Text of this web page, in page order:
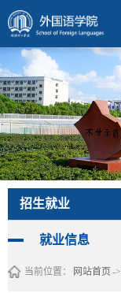
招生就业
就业信息
当前位置： 网站首页 ->